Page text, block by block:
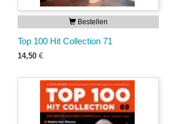
Bestellen
Top 100 Hit Collection 71
14,50 €